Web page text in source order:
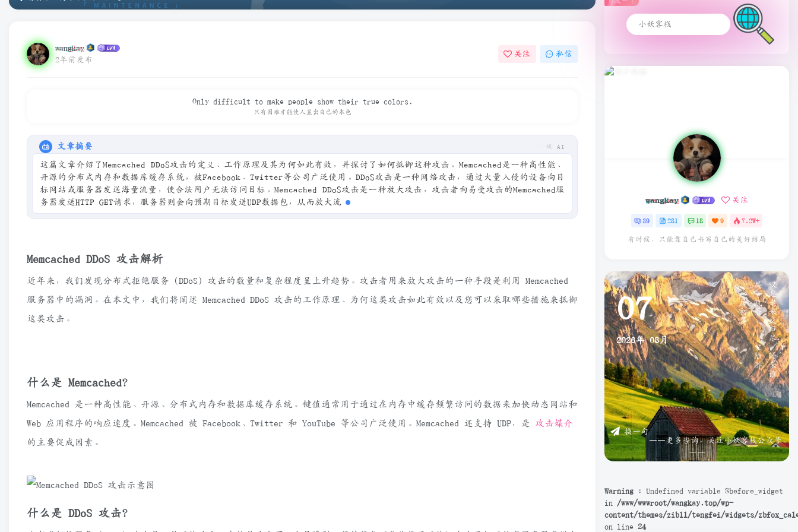
wangkay
2年前发布
关注 私信
Only difficult to make people show their true colors.
只有困难才能使人显出自己的本色
文章摘要 小妖 AI
这篇文章介绍了Memcached DDoS攻击的定义、工作原理及其为何如此有效，并探讨了如何抵御这种攻击。Memcached是一种高性能、
开源的分布式内存和数据库缓存系统，被Facebook、Twitter等公司广泛使用。DDoS攻击是一种网络攻击，通过大量入侵的设备向目
标网站或服务器发送海量流量，使合法用户无法访问目标。Memcached DDoS攻击是一种放大攻击，攻击者向易受攻击的Memcached服
务器发送HTTP GET请求，服务器则会向预期目标发送UDP数据包，从而放大流量并使受害者的服务器不堪重负。文章还讨论了如何判断
Memcached服
近年来，我们发现分布式拒绝服务 (DDoS) 攻击的数量和复杂程度呈上升趋势。攻击者用来放大攻击的一种手段是利用 Memcached
Memcached 是一种高性能、开源、分布式内存和数据库缓存系统。键值通常用于通过在内存中缓存频繁访问的数据来加快动态网站和
Web 应用程序的响应速度。Memcached 被 Facebook、Twitter 和 YouTube 等公司广泛使用。Memcached 还支持 UDP，是
wangkay 关注
39 281 18 9 7.2W+
有时候，只能靠自己书写自己的美好结局
07
2026年 08月 叹
息
老
来
交
旧
尽
，
睡
来
谁
共
午
瓯
茶
。
—
—
宋
陆
游
《
幽
居
初
夏
》
换一句
——更多咨询，关注小妖客栈公众号
——
Warning
: Undefined variable $before_widget
in /www/wwwroot/wangkay.top/wp-
content/themes/zibll/tengfei/widgets/
on line 24